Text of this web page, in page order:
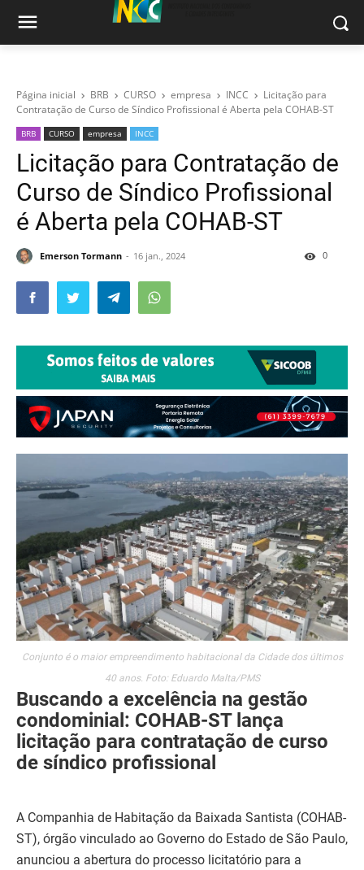
Página inicial BRB CURSO empresa INCC
Licitação para
Contratação de Curso de Síndico Profissional é Aberta pela COHAB-ST
BRB CURSO empresa INCC
Licitação para Contratação de
Curso de Síndico Profissional
é Aberta pela COHAB-ST
Emerson Tormann 16 jan., 2024 0
Conjunto é o maior empreendimento habitacional da Cidade dos últimos
40 anos. Foto: Eduardo Malta/PMS
Buscando a excelência na gestão
condominial: COHAB-ST lança
licitação para contratação de curso
de síndico profissional
A Companhia de Habitação da Baixada Santista (COHAB-
ST), órgão vinculado ao Governo do Estado de São Paulo,
anunciou a abertura do processo licitatório para a